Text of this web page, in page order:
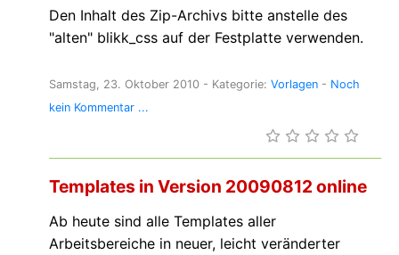
Den Inhalt des Zip-Archivs bitte anstelle des
"alten" blikk_css auf der Festplatte verwenden.
Samstag, 23. Oktober 2010 - Kategorie: Vorlagen - Noch
kein Kommentar ...
Templates in Version 20090812 online
Ab heute sind alle Templates aller
Arbeitsbereiche in neuer, leicht veränderter